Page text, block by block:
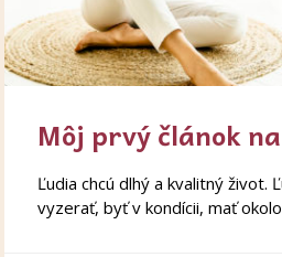
Môj prvý článok
Ľudia chcú dlhý a kvalitný život.
vyzerať, byť v kondícii, mať